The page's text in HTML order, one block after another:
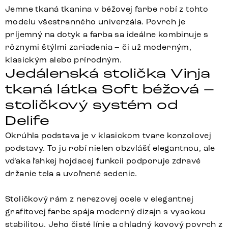
Jemne tkaná tkanina v béžovej farbe robí z tohto
modelu všestranného univerzála. Povrch je
príjemný na dotyk a farba sa ideálne kombinuje s
rôznymi štýlmi zariadenia – či už moderným,
klasickým alebo prírodným.
Jedálenská stolička Vinja
tkaná látka Soft béžová –
stoličkový systém od
Delife
Okrúhla podstava je v klasickom tvare konzolovej
podstavy. To ju robí nielen obzvlášť elegantnou, ale
vďaka ľahkej hojdacej funkcii podporuje zdravé
držanie tela a uvoľnené sedenie.
Stoličkový rám z nerezovej ocele v elegantnej
grafitovej farbe spája moderný dizajn s vysokou
stabilitou. Jeho čisté línie a chladný kovový povrch z